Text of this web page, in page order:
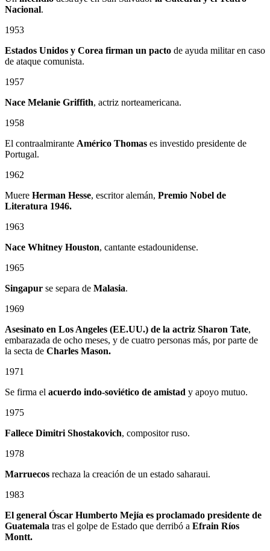
Nacional.
1953
Estados Unidos y Corea firman un pacto de ayuda militar en caso
de ataque comunista.
1957
Nace Melanie Griffith, actriz norteamericana.
1958
El contraalmirante Américo Thomas es investido presidente de
Portugal.
1962
Muere Herman Hesse, escritor alemán, Premio Nobel de
Literatura 1946.
1963
Nace Whitney Houston, cantante estadounidense.
1965
Singapur se separa de Malasia.
1969
Asesinato en Los Angeles (EE.UU.) de la actriz Sharon Tate,
embarazada de ocho meses, y de cuatro personas más, por parte de
la secta de Charles Mason.
1971
Se firma el acuerdo indo-soviético de amistad y apoyo mutuo.
1975
Fallece Dimitri Shostakovich, compositor ruso.
1978
Marruecos rechaza la creación de un estado saharaui.
1983
El general Óscar Humberto Mejía es proclamado presidente de
Guatemala tras el golpe de Estado que derribó a Efrain Ríos
Montt.